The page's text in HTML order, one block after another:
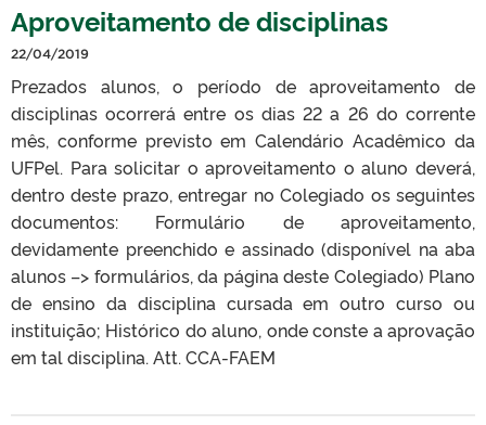
Aproveitamento de disciplinas
22/04/2019
Prezados alunos, o período de aproveitamento de
disciplinas ocorrerá entre os dias 22 a 26 do corrente
mês, conforme previsto em Calendário Acadêmico da
UFPel. Para solicitar o aproveitamento o aluno deverá,
dentro deste prazo, entregar no Colegiado os seguintes
documentos: Formulário de aproveitamento,
devidamente preenchido e assinado (disponível na aba
alunos –> formulários, da página deste Colegiado) Plano
de ensino da disciplina cursada em outro curso ou
instituição; Histórico do aluno, onde conste a aprovação
em tal disciplina. Att. CCA-FAEM